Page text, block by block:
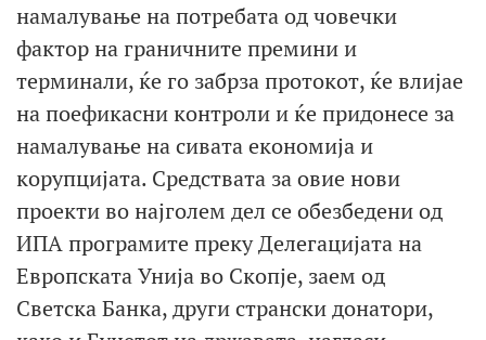
намалување на потребата од човечки
фактор на граничните премини и
терминали, ќе го забрза протокот, ќе влијае
на поефикасни контроли и ќе придонесе за
намалување на сивата економија и
корупцијата. Средствата за овие нови
проекти во најголем дел се обезбедени од
ИПА програмите преку Делегацијата на
Европската Унија во Скопје, заем од
Светска Банка, други странски донатори,